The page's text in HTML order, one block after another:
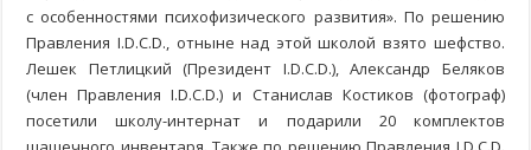
с особенностями психофизического развития». По решению
Правления I.D.C.D., отныне над этой школой взято шефство.
Лешек Петлицкий (Президент I.D.C.D.), Александр Беляков
(член Правления I.D.C.D.) и Станислав Костиков (фотограф)
посетили школу-интернат и подарили 20 комплектов